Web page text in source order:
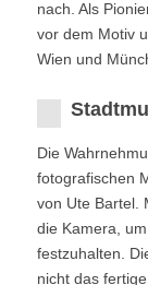
nach. Als
vor dem Motiv
Wien und
Die
fotografischen
von Ute Bartel.
die Kamera,
festzuhalten.
nicht das